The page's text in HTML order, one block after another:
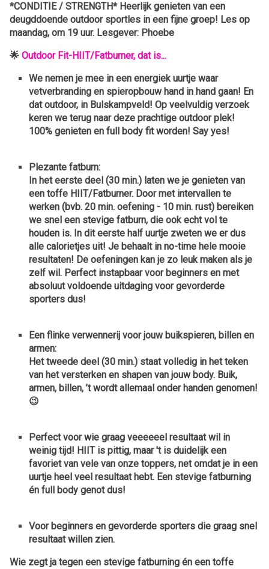
*CONDITIE / STRENGTH* Heerlijk genieten van een
deugddoende outdoor sportles in een fijne groep! Les op
maandag, om 19 uur. Lesgever: Phoebe
🌟 Outdoor Fit-HIIT/Fatburner, dat is...
We nemen je mee in een energiek uurtje waar
vetverbranding en spieropbouw hand in hand gaan! En
dat outdoor, in Bulskampveld! Op veelvuldig verzoek
keren we terug naar deze prachtige outdoor plek!
100% genieten en full body fit worden! Say yes!
Plezante fatburn:
In het eerste deel (30 min.) laten we je genieten van
een toffe HIIT/Fatburner. Door met intervallen te
werken (bvb. 20 min. oefening - 10 min. rust) bereiken
we snel een stevige fatburn, die ook echt vol te
houden is. In dit eerste half uurtje zweten we er dus
alle calorietjes uit! Je behaalt in no-time hele mooie
resultaten! De oefeningen kan je zo leuk maken als je
zelf wil. Perfect instapbaar voor beginners en met
absoluut voldoende uitdaging voor gevorderde
sporters dus!
Een flinke verwennerij voor jouw buikspieren, billen en
armen:
Het tweede deel (30 min.) staat volledig in het teken
van het versterken en shapen van jouw body. Buik,
armen, billen, ’t wordt allemaal onder handen genomen!
😉
Perfect voor wie graag veeeeeel resultaat wil in
weinig tijd! HIIT is pittig, maar 't is duidelijk een
favoriet van vele van onze toppers, net omdat je in een
uurtje heel veel resultaat hebt. Een stevige fatburning
én full body genot dus!
Voor beginners en gevorderde sporters die graag snel
resultaat willen zien.
Wie zegt ja tegen een stevige fatburning én een toffe